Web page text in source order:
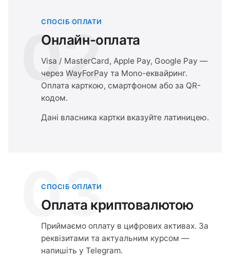
02
СПОСІБ ОПЛАТИ
Онлайн-оплата
Visa / MasterCard, Apple Pay, Google Pay —
через WayForPay та Mono-еквайринг.
Оплата карткою, смартфоном або за QR-
кодом.
Дані власника картки вказуйте латиницею.
03
СПОСІБ ОПЛАТИ
Оплата криптовалютою
Приймаємо оплату в цифрових активах. За
реквізитами та актуальним курсом —
напишіть у Telegram.